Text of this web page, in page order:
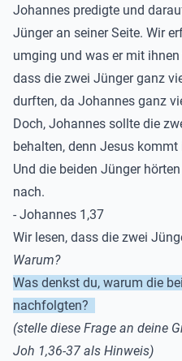
Johannes predigte und
Jünger an seiner Seite. Wir
umging und was er mit ihnen
dass die zwei Jünger ganz
durften, da Johannes ganz
Doch, Johannes sollte die
behalten, denn Jesus kommt
Und die beiden Jünger hörten
nach.
- Johannes 1,37
Wir lesen, dass die zwei
Warum?
Was denkst du, warum die
nachfolgten?
(stelle diese Frage an deine
Joh 1,36-37 als Hinweis)